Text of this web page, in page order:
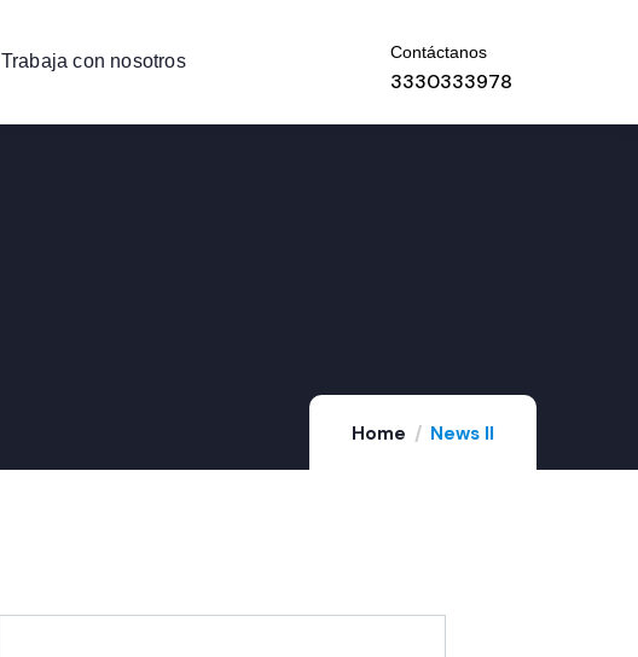
Trabaja con nosotros Contáctanos
3330333978
Home News II